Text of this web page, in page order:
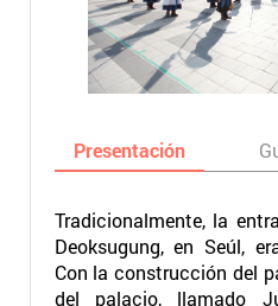
Presentación
Tradicionalmente, la
Deoksugung, en Seúl,
Con la construcción del
del palacio, llamado